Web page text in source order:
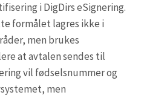
i DigDirs eSignering.
formålet lagres ikke i
men brukes
at avtalen sendes til
vil fødselsnummer og
men